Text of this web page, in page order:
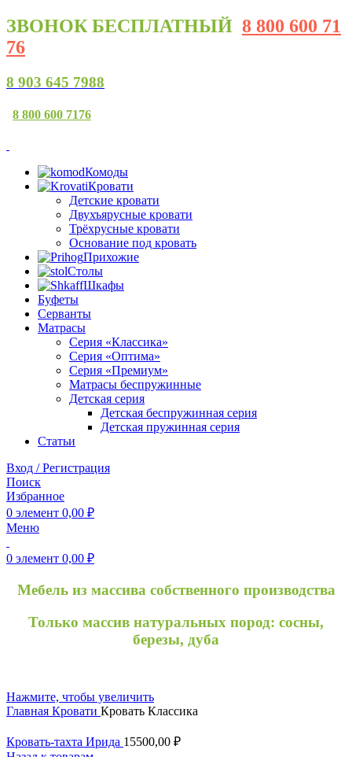
ЗВОНОК БЕСПЛАТНЫЙ 8 800 600 71
76
8 903 645 7988
8 800 600 7176
Комоды
Кровати
Детские кровати
Двухъярусные кровати
Трёхрусные кровати
Основание под кровать
Прихожие
Столы
Шкафы
Буфеты
Серванты
Матрасы
Серия «Классика»
Серия «Оптима»
Серия «Премиум»
Матрасы беспружинные
Детская серия
Детская беспружинная серия
Детская пружинная серия
Статьи
Вход / Регистрация
Поиск
Избранное
0 элемент 0,00 ₽
Меню
0 элемент 0,00 ₽
Мебель из массива собственного производства
Только массив натуральных пород: сосны,
березы, дуба
Нажмите, чтобы увеличить
Главная Кровати Кровать Классика
Кровать-тахта Ирида 15500,00 ₽